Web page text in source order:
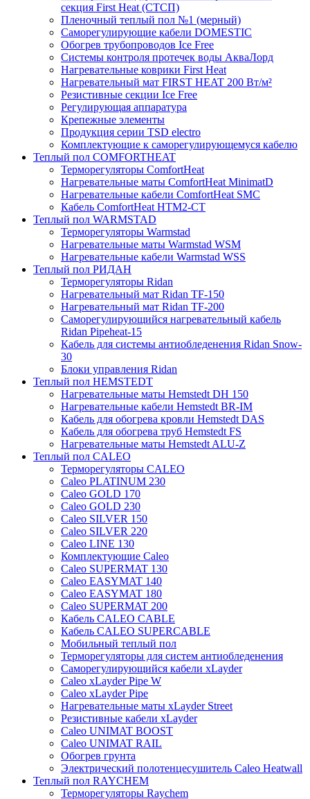
секция First Heat (СТСП)
Пленочный теплый пол №1 (мерный)
Саморегулирующие кабели DOMESTIC
Обогрев трубопроводов Ice Free
Системы контроля протечек воды АкваЛорд
Нагревательные коврики First Heat
Нагревательный мат FIRST HEAT 200 Вт/м²
Резистивные секции Ice Free
Регулирующая аппаратура
Крепежные элементы
Продукция серии TSD electro
Комплектующие к саморегулирующемуся кабелю
Теплый пол COMFORTHEAT
Терморегуляторы ComfortHeat
Нагревательные маты ComfortHeat MinimatD
Нагревательные кабели ComfortHeat SMC
Кабель ComfortHeat HTM2-CT
Теплый пол WARMSTAD
Терморегуляторы Warmstad
Нагревательные маты Warmstad WSM
Нагревательные кабели Warmstad WSS
Теплый пол РИДАН
Терморегуляторы Ridan
Нагревательный мат Ridan TF-150
Нагревательный мат Ridan TF-200
Саморегулирующийся нагревательный кабель
Ridan Pipeheat-15
Кабель для системы антиобледенения Ridan Snow-
30
Блоки управления Ridan
Теплый пол HEMSTEDT
Нагревательные маты Hemstedt DH 150
Нагревательные кабели Hemstedt BR-IM
Кабель для обогрева кровли Hemstedt DAS
Кабель для обогрева труб Hemstedt FS
Нагревательные маты Hemstedt ALU-Z
Теплый пол CALEO
Терморегуляторы CALEO
Caleo PLATINUM 230
Caleo GOLD 170
Caleo GOLD 230
Caleo SILVER 150
Caleo SILVER 220
Caleo LINE 130
Комплектующие Caleo
Caleo SUPERMAT 130
Caleo EASYMAT 140
Caleo EASYMAT 180
Caleo SUPERMAT 200
Кабель CALEO CABLE
Кабель CALEO SUPERCABLE
Мобильный теплый пол
Терморегуляторы для систем антиобледенения
Саморегулирующийся кабели xLayder
Caleo xLayder Pipe W
Caleo xLayder Pipe
Нагревательные маты xLayder Street
Резистивные кабели xLayder
Caleo UNIMAT BOOST
Caleo UNIMAT RAIL
Обогрев грунта
Электрический полотенцесушитель Caleo Heatwall
Теплый пол RAYCHEM
Терморегуляторы Raychem